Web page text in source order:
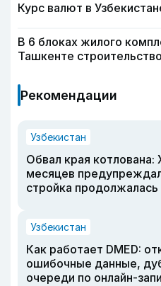
Курс валют в
В 6 блоках жилого
Ташкенте
Рекомендации
Узбекистан
Обвал края
месяцев
стройка продолжалась
Узбекистан
Как работает DMED:
ошибочные данные,
очереди по онлайн-